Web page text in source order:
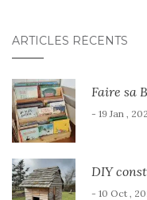
ARTICLES RÉCENTS
Faire sa
- 19 Jan ,
DIY
- 10 Oct ,